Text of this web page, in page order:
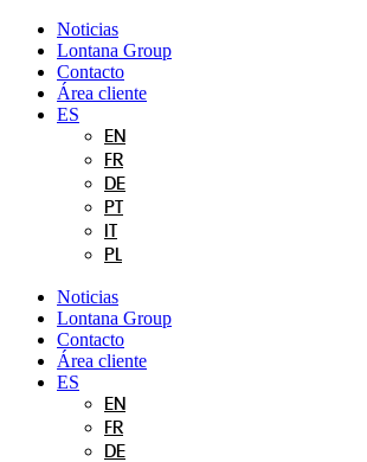
contenido
Noticias
Lontana Group
Contacto
Área cliente
ES
EN
FR
DE
PT
PL
Noticias
Lontana Group
Contacto
Área cliente
ES
EN
FR
DE